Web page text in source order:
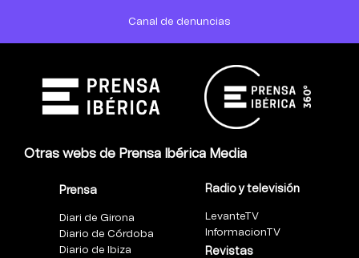
Canal de denuncias
Otras webs de Prensa Ibérica Media
Prensa
Diari de Girona
Diario de Córdoba
Diario de Ibiza
Radio y televisión
LevanteTV
InformacionTV
Revistas